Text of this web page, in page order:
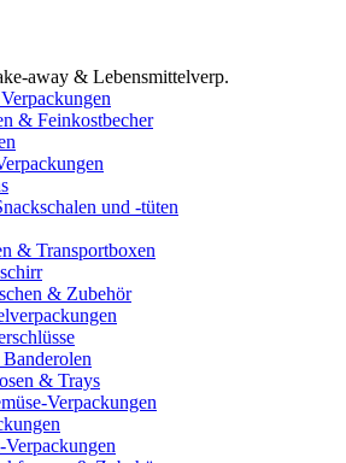
away & Lebensmittelverp.
& Feinkostbecher
und -tüten
& Transportboxen
& Zubehör
& Trays
Verpackungen
Verpackungen